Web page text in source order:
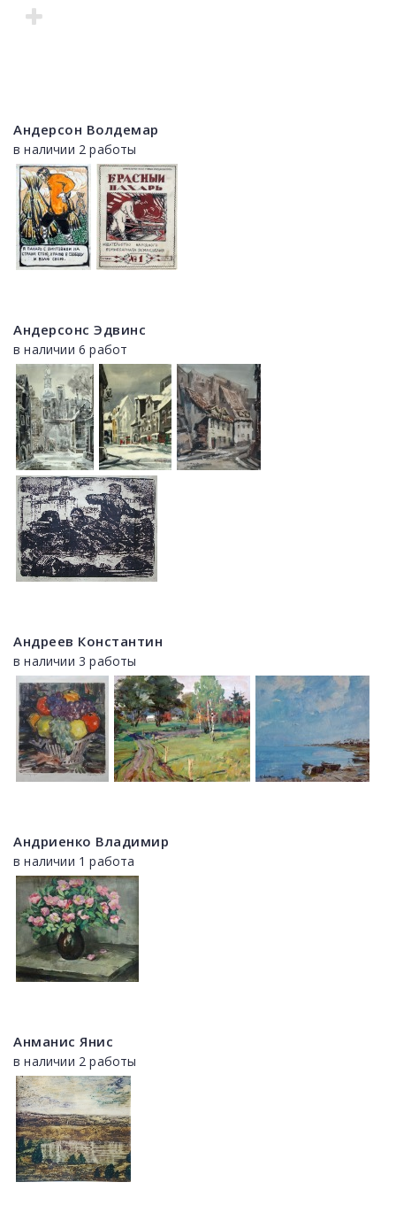
Андерсон Волдемар
в наличии 2 работы
Андерсонс Эдвинс
в наличии 6 работ
Андреев Константин
в наличии 3 работы
Андриенко Владимир
в наличии 1 работа
Анманис Янис
в наличии 2 работы